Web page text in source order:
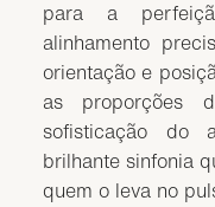
para a
alinhamento
orientação e
as proporções
sofisticação do
brilhante sinfonia
quem o leva no